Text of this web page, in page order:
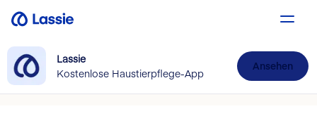
Lassie
Kostenlose Haustierpflege-App
Ansehen